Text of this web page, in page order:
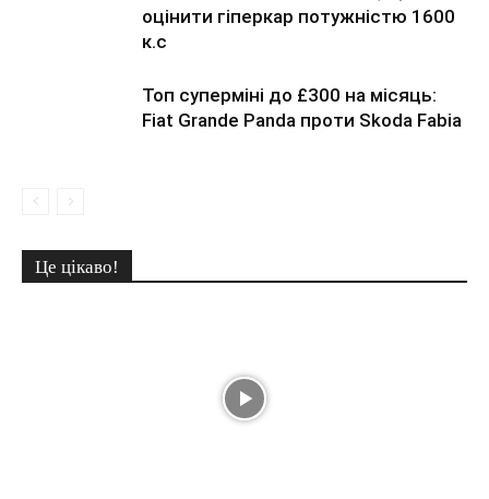
оцінити гіперкар потужністю 1600
к.с
Топ суперміні до £300 на місяць:
Fiat Grande Panda проти Skoda Fabia
Це цікаво!